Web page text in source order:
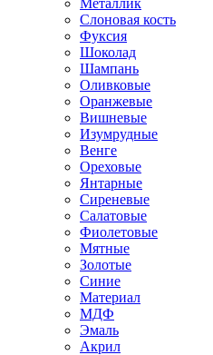
Металлик
Слоновая кость
Фуксия
Шоколад
Шампань
Оливковые
Оранжевые
Вишневые
Изумрудные
Венге
Ореховые
Янтарные
Сиреневые
Салатовые
Фиолетовые
Мятные
Золотые
Синие
Материал
МДФ
Эмаль
Акрил